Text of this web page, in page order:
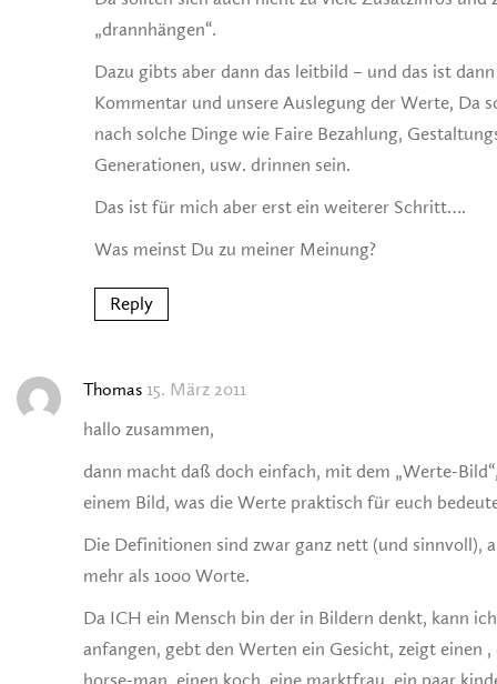
„drannhängen“.
Dazu gibts aber dann das leitbild – und das ist
Kommentar und unsere Auslegung der Werte, Da
nach solche Dinge wie Faire Bezahlung,
Generationen, usw. drinnen sein.
Das ist für mich aber erst ein weiterer Schritt….
Was meinst Du zu meiner Meinung?
Reply
Thomas 15. März 2011
hallo zusammen,
dann macht daß doch einfach, mit dem „Werte-
einem Bild, was die Werte praktisch für euch
Die Definitionen sind zwar ganz nett (und sinnvoll),
mehr als 1000 Worte.
Da ICH ein Mensch bin der in Bildern denkt, kann
anfangen, gebt den Werten ein Gesicht, zeigt einen